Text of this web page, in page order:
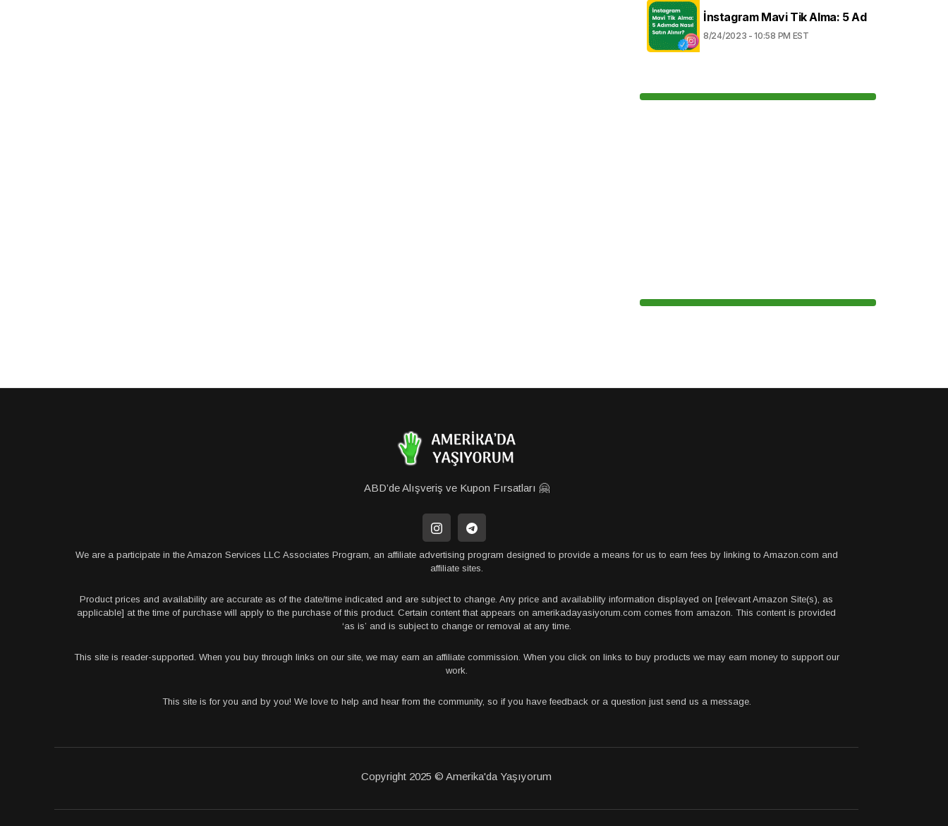
İnstagram Mavi Tik Alma: 5 Ad
8/24/2023 - 10:58 PM EST
ABD’de Alışveriş ve Kupon Fırsatları 🤗
We are a participate in the Amazon Services LLC Associates Program, an affiliate advertising program designed to provide a means for us to earn fees by linking to Amazon.com and
affiliate sites.
Product prices and availability are accurate as of the date/time indicated and are subject to change. Any price and availability information displayed on [relevant Amazon Site(s), as
applicable] at the time of purchase will apply to the purchase of this product. Certain content that appears on amerikadayasiyorum.com comes from amazon. This content is provided
‘as is’ and is subject to change or removal at any time.
This site is reader-supported. When you buy through links on our site, we may earn an affiliate commission. When you click on links to buy products we may earn money to support our
work.
This site is for you and by you! We love to help and hear from the community, so if you have feedback or a question just send us a message.
Copyright 2025 © Amerika'da Yaşıyorum